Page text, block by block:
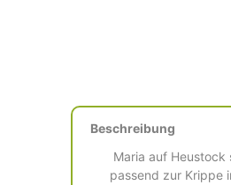
Beschreibung
Maria auf Heustock
passend zur Krippe